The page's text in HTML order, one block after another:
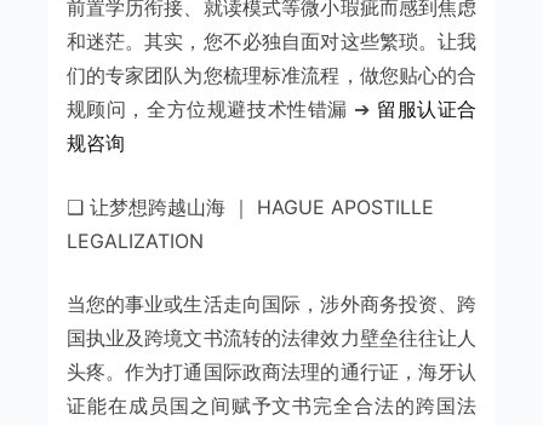
前置学历衔接、就读模式等微小瑕疵而感到焦虑
和迷茫。其实，您不必独自面对这些繁琐。让我
们的专家团队为您梳理标准流程，做您贴心的合
规顾问，全方位规避技术性错漏 ➔ 留服认证合
规咨询
❑ 让梦想跨越山海 ｜ HAGUE APOSTILLE
LEGALIZATION
当您的事业或生活走向国际，涉外商务投资、跨
国执业及跨境文书流转的法律效力壁垒往往让人
头疼。作为打通国际政商法理的通行证，海牙认
证能在成员国之间赋予文书完全合法的跨国法